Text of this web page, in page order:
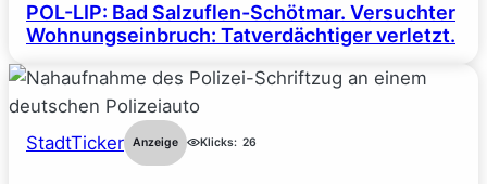
POL-LIP: Bad Salzuflen-Schötmar. Versuchter
Wohnungseinbruch: Tatverdächtiger verletzt.
StadtTicker Anzeige Klicks: 26